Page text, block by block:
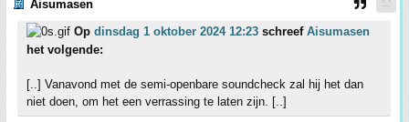
Aisumasen
Op dinsdag 1 oktober 2024 12:23 schreef Aisumasen
het volgende:
[..] Vanavond met de semi-openbare soundcheck zal hij het dan
niet doen, om het een verrassing te laten zijn. [..]